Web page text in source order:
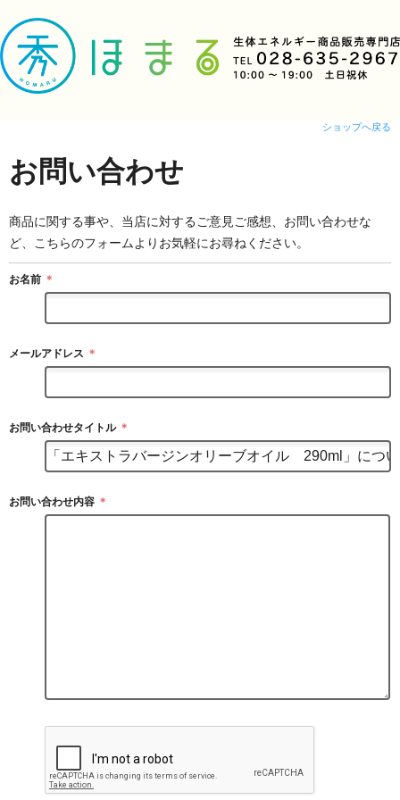
ショップへ戻る
お問い合わせ
商品に関する事や、当店に対するご意見ご感想、お問い合わせな
ど、こちらのフォームよりお気軽にお尋ねください。
お名前 ＊
メールアドレス ＊
お問い合わせタイトル ＊
お問い合わせ内容 ＊